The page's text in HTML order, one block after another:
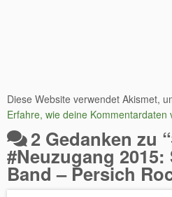
Diese Website verwendet Akismet,
Erfahre, wie deine Kommentardaten
2 Gedanken zu “
#Neuzugang
Band – Persich